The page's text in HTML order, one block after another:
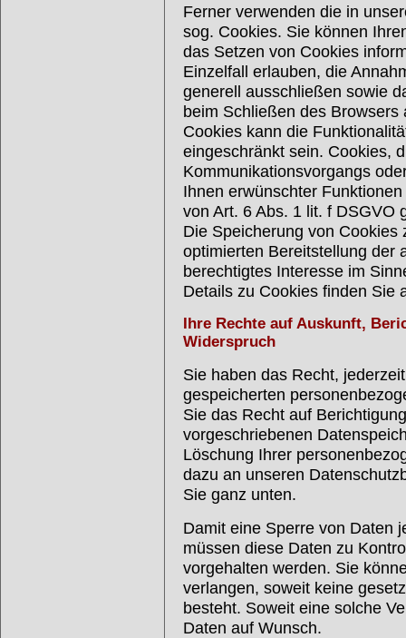
Ferner verwenden die in
sog. Cookies. Sie können
das Setzen von Cookies
Einzelfall erlauben, die
generell ausschließen sowie
beim Schließen des
Cookies kann die
eingeschränkt sein. Cookies,
Kommunikationsvorgangs
Ihnen erwünschter
von Art. 6 Abs. 1 lit. f DSGVO
Die Speicherung von
optimierten Bereitstellung der
berechtigtes Interesse im
Details zu Cookies finden Sie
Ihre Rechte auf Auskunft,
Widerspruch
Sie haben das Recht,
gespeicherten
Sie das Recht auf
vorgeschriebenen
Löschung Ihrer
dazu an unseren
Sie ganz unten.
Damit eine Sperre von Daten
müssen diese Daten zu
vorgehalten werden. Sie
verlangen, soweit keine
besteht. Soweit eine solche
Daten auf Wunsch.